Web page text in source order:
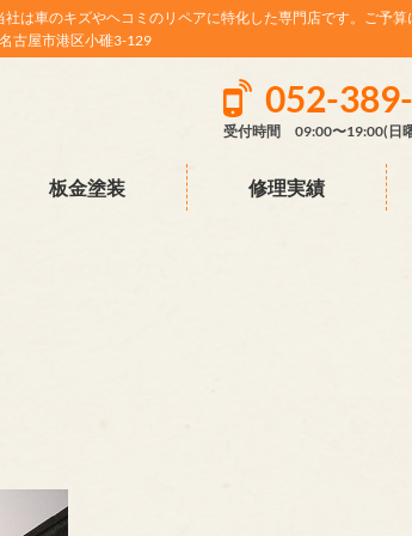
は車のキズやヘコミのリペアに特化した専門店です。ご予
古屋市港区小碓3-129
052-
受付時間 09:00〜19:00(日
板金塗装 修理実績